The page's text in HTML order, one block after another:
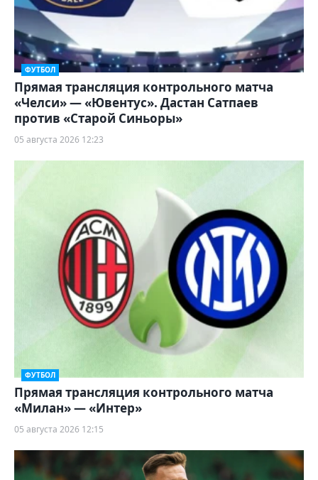
ФУТБОЛ
Прямая трансляция контрольного матча
«Челси» — «Ювентус». Дастан Сатпаев
против «Старой Синьоры»
05 августа 2026 12:23
ФУТБОЛ
Прямая трансляция контрольного матча
«Милан» — «Интер»
05 августа 2026 12:15